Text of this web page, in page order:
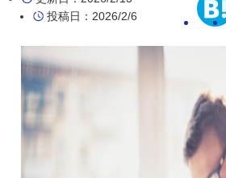
投稿日：2026/2/6